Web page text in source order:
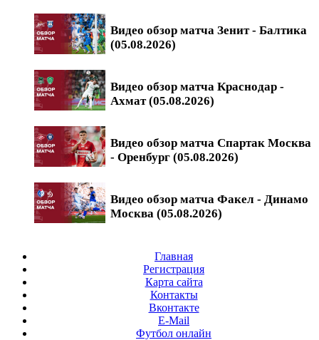
Видео обзор матча Зенит - Балтика
(05.08.2026)
Видео обзор матча Краснодар -
Ахмат (05.08.2026)
Видео обзор матча Спартак Москва
- Оренбург (05.08.2026)
Видео обзор матча Факел - Динамо
Москва (05.08.2026)
Главная
Регистрация
Карта сайта
Контакты
Вконтакте
E-Mail
Футбол онлайн